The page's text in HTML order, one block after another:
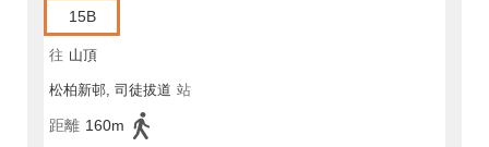
15B
往 山頂
松柏新邨, 司徒拔道 站
距離 160m